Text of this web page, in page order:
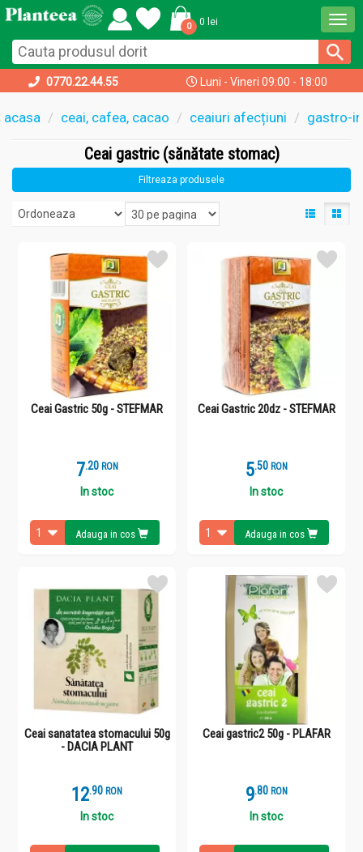
0 0 lei
0770.22.44.55 Luni - Vineri 09:00 - 18:00
acasa ceai, cafea, cacao ceaiuri afecțiuni gastro-
Ceai gastric (sănătate stomac)
Filtreaza produsele
Ceai Gastric 50g - STEFMAR
7.2 RON
In stoc
Adauga in cos
Ceai Gastric 20dz - STEFMAR
5.5 RON
In stoc
Adauga in cos
Ceai sanatatea stomacului 50g
- DACIA PLANT
12.9 RON
In stoc
Ceai gastric2 50g - PLAFAR
9.8 RON
In stoc